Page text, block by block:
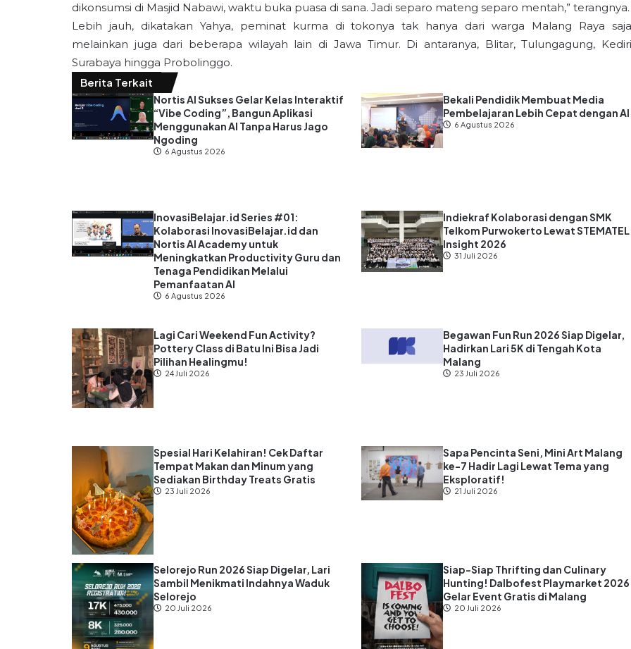
dikonsumsi di Masjid Nabawi, waktu buka puasa di sana. Jadi separo mateng separo mentah,” terangnya.
Lebih jauh, dikatakan Yahya, peminat kurma di tokonya tak hanya dari warga Malang Raya
melainkan juga dari beberapa wilayah lain di Jawa Timur. Di antaranya, Blitar, Tulungagung,
Surabaya hingga Probolinggo.
Berita Terkait
Nortis AI Sukses Gelar Kelas Interaktif
“Vibe Coding”, Bangun Aplikasi
Menggunakan AI Tanpa Harus Jago
Ngoding
6 Agustus 2026
Bekali Pendidik Membuat Media
Pembelajaran Lebih Cepat dengan AI
6 Agustus 2026
InovasiBelajar.id Series #01:
Kolaborasi InovasiBelajar.id dan
Nortis AI Academy untuk
Meningkatkan Productivity Guru dan
Tenaga Pendidikan Melalui
Pemanfaatan AI
6 Agustus 2026
Indiekraf Kolaborasi dengan SMK
Telkom Purwokerto Lewat STEMATEL
Insight 2026
31 Juli 2026
Lagi Cari Weekend Fun Activity?
Pottery Class di Batu Ini Bisa Jadi
Pilihan Healingmu!
24 Juli 2026
Begawan Fun Run 2026 Siap Digelar,
Hadirkan Lari 5K di Tengah Kota
Malang
23 Juli 2026
Spesial Hari Kelahiran! Cek Daftar
Tempat Makan dan Minum yang
Sediakan Birthday Treats Gratis
23 Juli 2026
Sapa Pencinta Seni, Mini Art Malang
ke-7 Hadir Lagi Lewat Tema yang
Eksploratif!
21 Juli 2026
Selorejo Run 2026 Siap Digelar, Lari
Sambil Menikmati Indahnya Waduk
Selorejo
20 Juli 2026
Siap-Siap Thrifting dan Culinary
Hunting! Dalbofest Playmarket 2026
Gelar Event Gratis di Malang
20 Juli 2026